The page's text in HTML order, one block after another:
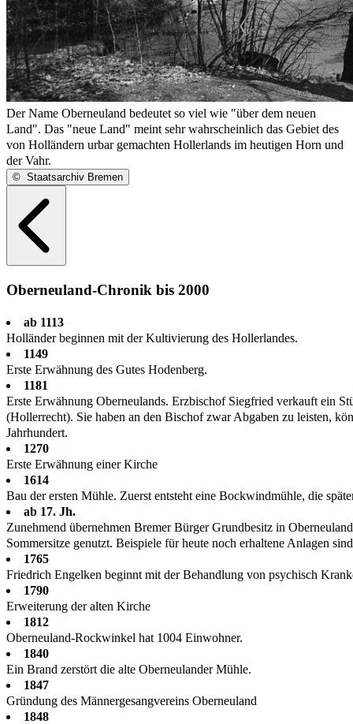
Der Name Oberneuland bedeutet so viel wie "über dem neuen
Land". Das "neue Land" meint sehr wahrscheinlich das Gebiet des
von Holländern urbar gemachten Hollerlands im heutigen Horn und
der Vahr.
© Staatsarchiv Bremen
Oberneuland-Chronik bis 2000
ab 1113
Holländer beginnen mit der Kultivierung des Hollerlandes.
1149
Erste Erwähnung des Gutes Hodenberg.
1181
Erste Erwähnung Oberneulands. Erzbischof Siegfried verkauft ein
(Hollerrecht). Sie haben an den Bischof zwar Abgaben zu leisten,
Jahrhundert.
1270
Erste Erwähnung einer Kirche
1614
Bau der ersten Mühle. Zuerst entsteht eine Bockwindmühle, die
ab 17. Jh.
Zunehmend übernehmen Bremer Bürger Grundbesitz in
Sommersitze genutzt. Beispiele für heute noch erhaltene Anlagen
1765
Friedrich Engelken beginnt mit der Behandlung von psychisch
1790
Erweiterung der alten Kirche
1812
Oberneuland-Rockwinkel hat 1004 Einwohner.
1840
Ein Brand zerstört die alte Oberneulander Mühle.
1847
Gründung des Männergesangvereins Oberneuland
1848